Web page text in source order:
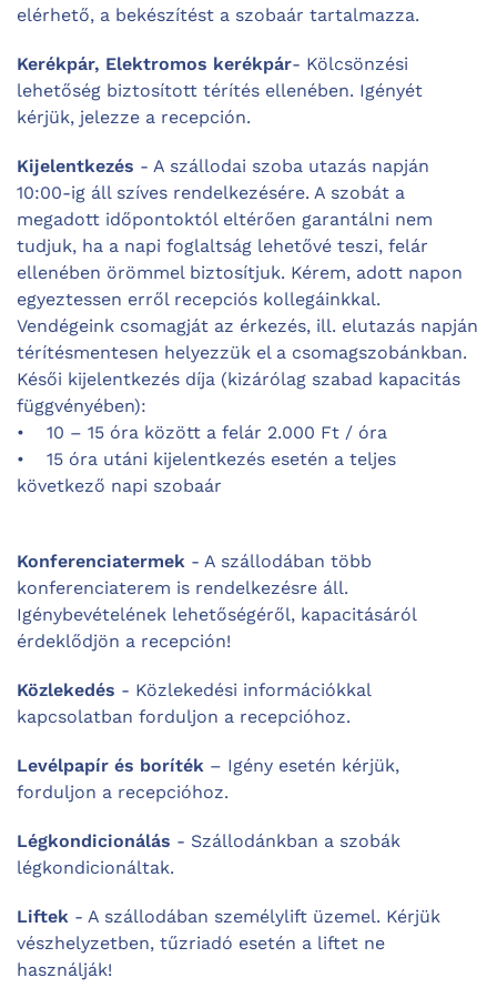
elérhető, a bekészítést a szobaár tartalmazza.
Kerékpár, Elektromos kerékpár- Kölcsönzési
lehetőség biztosított térítés ellenében. Igényét
kérjük, jelezze a recepción.
Kijelentkezés - A szállodai szoba utazás napján
10:00-ig áll szíves rendelkezésére. A szobát a
megadott időpontoktól eltérően garantálni nem
tudjuk, ha a napi foglaltság lehetővé teszi, felár
ellenében örömmel biztosítjuk. Kérem, adott napon
egyeztessen erről recepciós kollegáinkkal.
Vendégeink csomagját az érkezés, ill. elutazás napján
térítésmentesen helyezzük el a csomagszobánkban.
Késői kijelentkezés díja (kizárólag szabad kapacitás
függvényében):
• 10 – 15 óra között a felár 2.000 Ft / óra
• 15 óra utáni kijelentkezés esetén a teljes
következő napi szobaár
Konferenciatermek - A szállodában több
konferenciaterem is rendelkezésre áll.
Igénybevételének lehetőségéről, kapacitásáról
érdeklődjön a recepción!
Közlekedés - Közlekedési információkkal
kapcsolatban forduljon a recepcióhoz.
Levélpapír és boríték – Igény esetén kérjük,
forduljon a recepcióhoz.
Légkondicionálás - Szállodánkban a szobák
légkondicionáltak.
Liftek - A szállodában személylift üzemel. Kérjük
vészhelyzetben, tűzriadó esetén a liftet ne
használják!